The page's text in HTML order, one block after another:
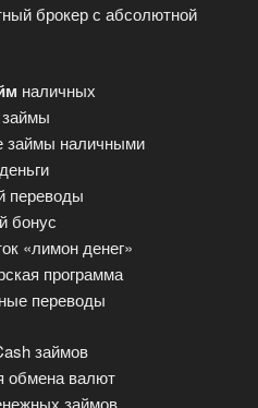
брокер с абсолютной
наличных
займы наличными
переводы
бонус
«лимон денег»
программа
переводы
займов
обмена валют
займов